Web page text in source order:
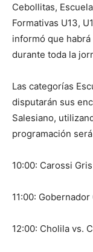
Cebollitas,
Formativas U13,
informó que
durante toda la
Las categorías
disputarán sus
Salesiano,
programación
10:00: Carossi
11:00:
12:00: Cholila vs.